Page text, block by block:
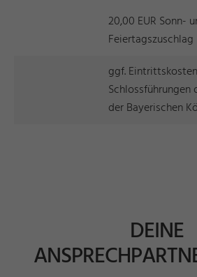
20,00 EUR Sonn-
Feiertagszuschlag
ggf.
Schlossführungen
der Bayerischen
DEINE